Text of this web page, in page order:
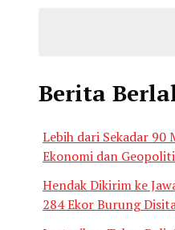
Berita
Lebih dari Sekadar 90
Ekonomi dan
Hendak Dikirim ke
284 Ekor Burung